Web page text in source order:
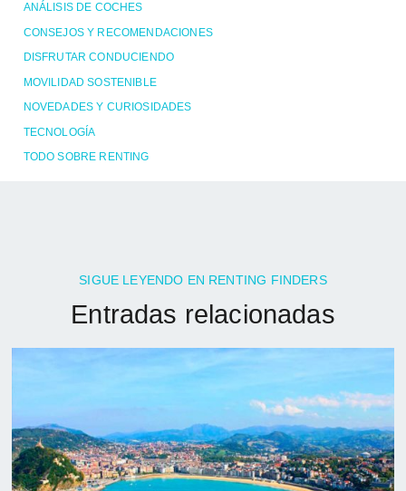
ANÁLISIS DE COCHES
CONSEJOS Y RECOMENDACIONES
DISFRUTAR CONDUCIENDO
MOVILIDAD SOSTENIBLE
NOVEDADES Y CURIOSIDADES
TECNOLOGÍA
TODO SOBRE RENTING
SIGUE LEYENDO EN RENTING FINDERS
Entradas relacionadas